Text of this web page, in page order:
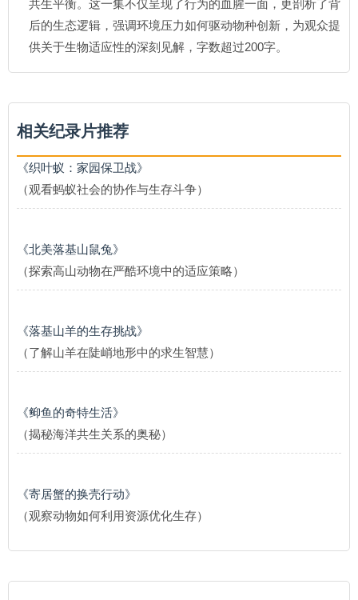
共生平衡。这一集不仅呈现了行为的血腥一面，更剖析了背
后的生态逻辑，强调环境压力如何驱动物种创新，为观众提
供关于生物适应性的深刻见解，字数超过200字。
相关纪录片推荐
《织叶蚁：家园保卫战》
（观看蚂蚁社会的协作与生存斗争）
《北美落基山鼠兔》
（探索高山动物在严酷环境中的适应策略）
《落基山羊的生存挑战》
（了解山羊在陡峭地形中的求生智慧）
《䲟鱼的奇特生活》
（揭秘海洋共生关系的奥秘）
《寄居蟹的换壳行动》
（观察动物如何利用资源优化生存）